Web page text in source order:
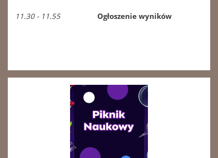
11.30 - 11.55 Ogłoszenie wyników